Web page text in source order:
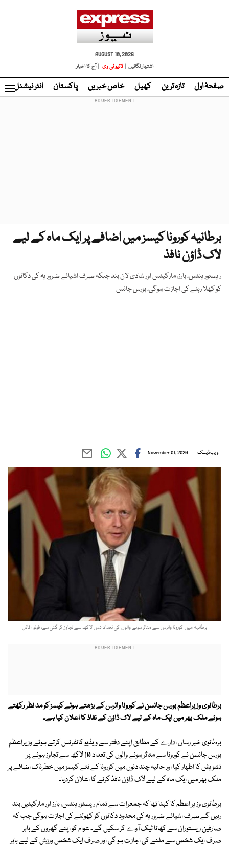
AUGUST 10, 2026
اشتہار لگائیں |
لائیو ٹی وی | آج کا اخبار
صفحۂ اول تازہ ترین کھیل خاص خبریں پاکستان انٹر نیشنل
برطانیہ کورونا کیسز میں اضافے پر ایک ماہ کے لیے
لاک ڈاؤن نافذ
ریسٹورینٹس، بارز، مارکیٹس اور شادی لان بند جبکہ صرف اشیائے ضروریہ کی دکانوں
کو کھلا رہنے کی اجازت ہوگی، بورس جانس
ویب ڈیسک November 01, 2020
برطانیہ میں کورونا وائرس سے متاثر ہونے والوں کی تعداد دس لاکھ سے تجاوز کر گئی ہے، فوٹو : فائل
برطانوی وزیراعظم بورس جانسن نے کورونا وائرس کے بڑھتے ہوئے کیسز کو مد نظر رکھتے
ہوئے ملک بھر میں ایک ماہ کے لیے لاک ڈاؤن کے نفاذ کا اعلان کیا ہے۔
برطانوی خبر رساں ادارے کے مطابق اپنے دفتر سے ویڈیو کانفرنس کرتے ہوئے وزیراعظم
بورس جانسن نے کورونا سے متاثر ہونے والوں کی تعداد 10 لاکھ سے تجاوز ہونے پر
تشویش کا اظہار کیا اور حالیہ چند دنوں میں کورونا کے نئے کیسز میں خطرناک اضافے پر
ملک بھر میں ایک ماہ کے لیے لاک ڈاؤن نافذ کرنے کا اعلان کردیا۔
برطانوی وزیر اعظم کا کہنا تھا کہ جمعرات سے تمام ریسٹورینٹس، بارز اور مارکیٹیں بند
رہیں گے صرف اشیائے ضروریہ کی محدود دکانوں کو کھولنے کی اجازت ہوگی جب کہ
صارفین ریستوران سے کھانا ٹیک آوے کر سکیں گے۔ عوام کو اپنے گھروں کے باہر
صرف ایک شخص سے ملنے کی اجازت ہو گی اور صرف ایک شخص ورزش کے لیے باہر